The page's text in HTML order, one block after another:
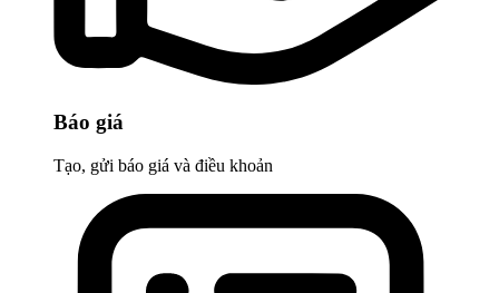
Báo giá
Tạo, gửi báo giá và điều khoản